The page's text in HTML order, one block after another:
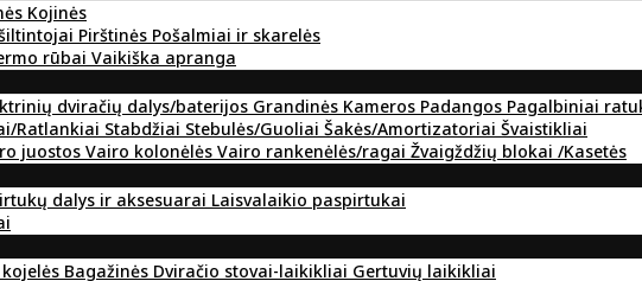
Kojinės
Pirštinės Pošalmiai ir skarelės
rūbai Vaikiška apranga
dviračių dalys/baterijos Grandinės Kameros Padangos Pagalbiniai
Ratlankiai Stabdžiai Stebulės/Guoliai Šakės/Amortizatoriai Švaistikliai
juostos Vairo kolonėlės Vairo rankenėlės/ragai Žvaigždžių blokai /Kasetės
dalys ir aksesuarai Laisvalaikio paspirtukai
Bagažinės Dviračio stovai-laikikliai Gertuvių laikikliai